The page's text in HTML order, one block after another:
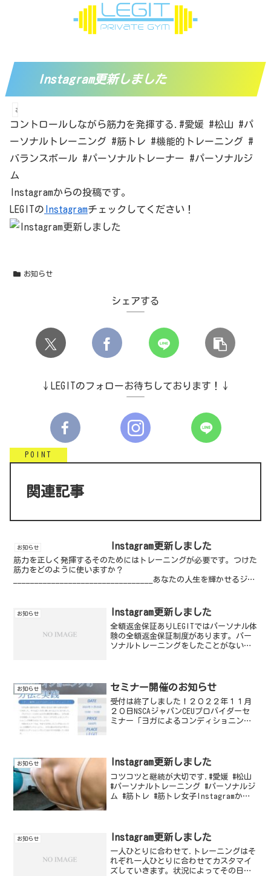
Instagram更新しました
お知らせ
コントロールしながら筋力を発揮する.#愛媛 #松山 #パ
ーソナルトレーニング #筋トレ #機能的トレーニング #
バランスボール #パーソナルトレーナー #パーソナルジ
ム
Instagramからの投稿です。
LEGITの Instagramチェックしてください！
お知らせ
シェアする
↓LEGITのフォローお待ちしております！↓
関連記事
お知らせ Instagram更新しました
筋力を正しく発揮するそのためにはトレーニングが必要です。つけた
筋力をどのように使いますか？
_________________________________あなたの人生を輝かせるジム
お知らせ Instagram更新しました
全額返金保証ありLEGITではパーソナル体
験の全額返金保証制度があります。パー
ソナルトレーニングをしたことがない。
をご利用下さい！体...
お知らせ セミナー開催のお知らせ
受付は終了しました！２０２２年１１月
２０日NSCAジャパンCEUプロバイダーセ
ミナー「ヨガによるコンディショニング
になりました。プロ...
お知らせ Instagram更新しました
コツコツと継続が大切です.#愛媛 #松山
#パーソナルトレーニング #パーソナルジ
ム #筋トレ #筋トレ女子Instagramから
お知らせ Instagram更新しました
一人ひとりに合わせて.トレーニングはそ
れぞれ一人ひとりに合わせてカスタマイ
ズしていきます。状況によってその日の